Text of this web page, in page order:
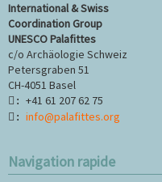
International & Swiss
Coordination Group
UNESCO Palafittes
c/o Archäologie Schweiz
Petersgraben 51
CH-4051 Basel
: +41 61 207 62 75
: info@palafittes.org
Navigation rapide